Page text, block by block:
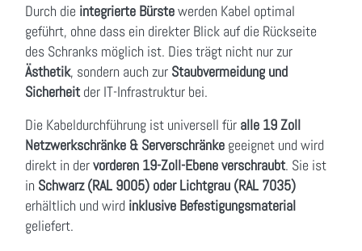
Durch die integrierte Bürstewerden Kabel optimal
geführt, ohne dass ein direkter Blick auf die Rückseite
des Schranks möglich ist. Dies trägt nicht nur zur
Ästhetik, sondern auch zur Staubvermeidung und
Sicherheit der IT-Infrastruktur bei.
Die Kabeldurchführung ist universell für alle 19 Zoll
Netzwerkschränke & Serverschränke geeignet und wird
direkt in dervorderen 19-Zoll-Ebene verschraubt. Sie ist
in Schwarz (RAL 9005) oder Lichtgrau (RAL 7035)
erhältlich und wird inklusive Befestigungsmaterial
geliefert.